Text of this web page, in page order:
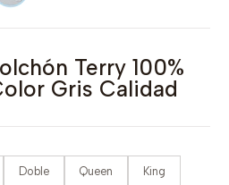
Terry 100%
Gris Calidad
Doble Queen King